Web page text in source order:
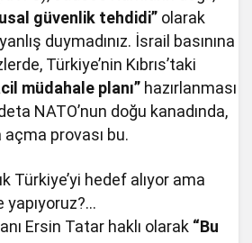
güvenlik tehdidi” olarak
duymadınız. İsrail basınına
Türkiye’nin Kıbrıs’taki
müdahale planı” hazırlanması
NATO’nun doğu kanadında,
provası bu.
Türkiye’yi hedef alıyor ama
yapıyoruz?…
Ersin Tatar haklı olarak “Bu